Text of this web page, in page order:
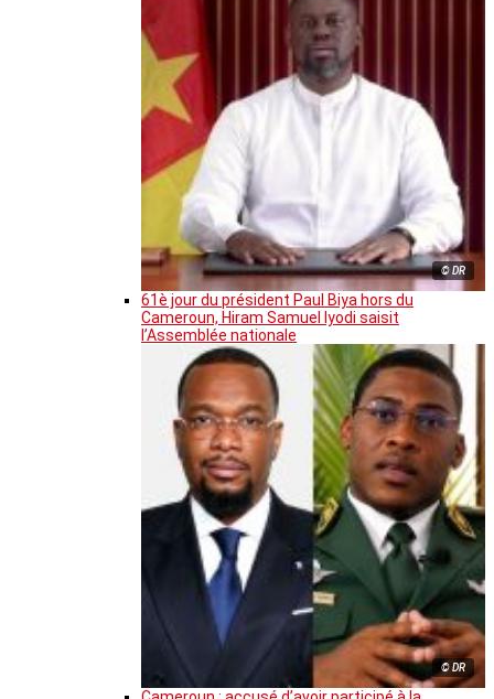
© DR
61è jour du président Paul Biya hors du
Cameroun, Hiram Samuel Iyodi saisit
l’Assemblée nationale
© DR